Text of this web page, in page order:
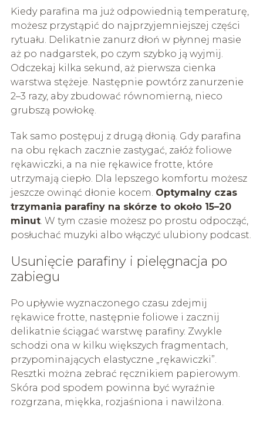
Kiedy parafina ma już odpowiednią temperaturę,
możesz przystąpić do najprzyjemniejszej części
rytuału. Delikatnie zanurz dłoń w płynnej masie
aż po nadgarstek, po czym szybko ją wyjmij.
Odczekaj kilka sekund, aż pierwsza cienka
warstwa stężeje. Następnie powtórz zanurzenie
2–3 razy, aby zbudować równomierną, nieco
grubszą powłokę.
Tak samo postępuj z drugą dłonią. Gdy parafina
na obu rękach zacznie zastygać, załóż foliowe
rękawiczki, a na nie rękawice frotte, które
utrzymają ciepło. Dla lepszego komfortu możesz
jeszcze owinąć dłonie kocem. Optymalny czas
trzymania parafiny na skórze to około 15–20
minut. W tym czasie możesz po prostu odpocząć,
posłuchać muzyki albo włączyć ulubiony podcast.
Usunięcie parafiny i pielęgnacja po
zabiegu
Po upływie wyznaczonego czasu zdejmij
rękawice frotte, następnie foliowe i zacznij
delikatnie ściągać warstwę parafiny. Zwykle
schodzi ona w kilku większych fragmentach,
przypominających elastyczne „rękawiczki”.
Resztki można zebrać ręcznikiem papierowym.
Skóra pod spodem powinna być wyraźnie
rozgrzana, miękka, rozjaśniona i nawilżona.